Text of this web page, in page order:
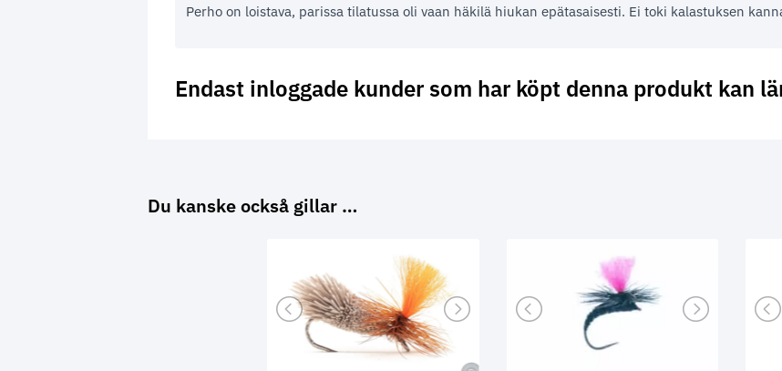
Perho on loistava, parissa tilatussa oli vaan häkilä hiukan epätasaisesti. Ei toki kalastuksen
Endast inloggade kunder som har köpt denna produkt kan
Du kanske också gillar …